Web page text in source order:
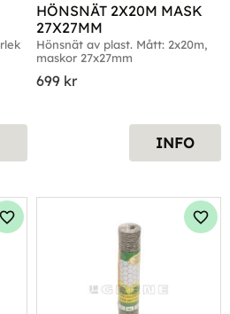
HÖNSNÄT 2X20M MASK
27X27MM
Hönsnät av plast. Mått: 2x20m,
maskor 27x27mm
699 kr
INFO
Lägg till i favoriter